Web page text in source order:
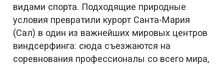
видами спорта. Подходящие природные
условия превратили курорт Санта-Мария
(Сал) в один из важнейших мировых центров
виндсерфинга: сюда съезжаются на
соревнования профессионалы со всего мира,